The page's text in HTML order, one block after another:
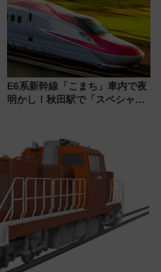
E6系新幹線「こまち」車内で夜
明かし！秋田駅で「スペシャル